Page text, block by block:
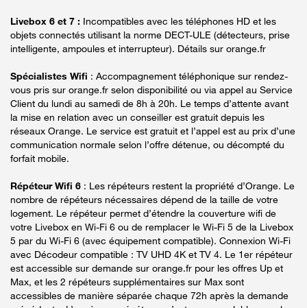
Livebox 6 et 7 : Incompatibles avec les téléphones HD et les
objets connectés utilisant la norme DECT-ULE (détecteurs, prise
intelligente, ampoules et interrupteur). Détails sur orange.fr
Spécialistes Wifi : Accompagnement téléphonique sur rendez-
vous pris sur orange.fr selon disponibilité ou via appel au Service
Client du lundi au samedi de 8h à 20h. Le temps d’attente avant
la mise en relation avec un conseiller est gratuit depuis les
réseaux Orange. Le service est gratuit et l’appel est au prix d’une
communication normale selon l’offre détenue, ou décompté du
forfait mobile.
Répéteur Wifi 6 : Les répéteurs restent la propriété d’Orange. Le
nombre de répéteurs nécessaires dépend de la taille de votre
logement. Le répéteur permet d’étendre la couverture wifi de
votre Livebox en Wi-Fi 6 ou de remplacer le Wi-Fi 5 de la Livebox
5 par du Wi-Fi 6 (avec équipement compatible). Connexion Wi-Fi
avec Décodeur compatible : TV UHD 4K et TV 4. Le 1er répéteur
est accessible sur demande sur orange.fr pour les offres Up et
Max, et les 2 répéteurs supplémentaires sur Max sont
accessibles de manière séparée chaque 72h après la demande